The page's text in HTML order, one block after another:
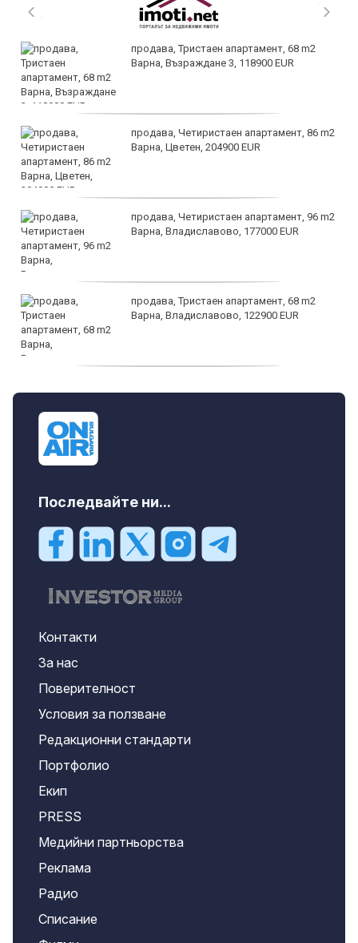
продава, Тристаен апартамент, 68 m2
Варна, Възраждане 3, 118900 EUR
продава, Четиристаен апартамент, 86 m2
Варна, Цветен, 204900 EUR
продава, Четиристаен апартамент, 96 m2
Варна, Владиславово, 177000 EUR
продава, Тристаен апартамент, 68 m2
Варна, Владиславово, 122900 EUR
Последвайте ни...
Контакти
За нас
Поверителност
Условия за ползване
Редакционни стандарти
Портфолио
Екип
PRESS
Медийни партньорства
Реклама
Радио
Списание